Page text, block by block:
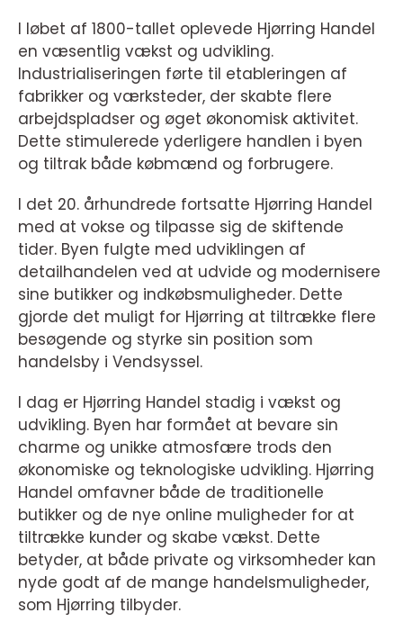
I løbet af 1800-tallet oplevede Hjørring Handel
en væsentlig vækst og udvikling.
Industrialiseringen førte til etableringen af
fabrikker og værksteder, der skabte flere
arbejdspladser og øget økonomisk aktivitet.
Dette stimulerede yderligere handlen i byen
og tiltrak både købmænd og forbrugere.
I det 20. århundrede fortsatte Hjørring Handel
med at vokse og tilpasse sig de skiftende
tider. Byen fulgte med udviklingen af
detailhandelen ved at udvide og modernisere
sine butikker og indkøbsmuligheder. Dette
gjorde det muligt for Hjørring at tiltrække flere
besøgende og styrke sin position som
handelsby i Vendsyssel.
I dag er Hjørring Handel stadig i vækst og
udvikling. Byen har formået at bevare sin
charme og unikke atmosfære trods den
økonomiske og teknologiske udvikling. Hjørring
Handel omfavner både de traditionelle
butikker og de nye online muligheder for at
tiltrække kunder og skabe vækst. Dette
betyder, at både private og virksomheder kan
nyde godt af de mange handelsmuligheder,
som Hjørring tilbyder.